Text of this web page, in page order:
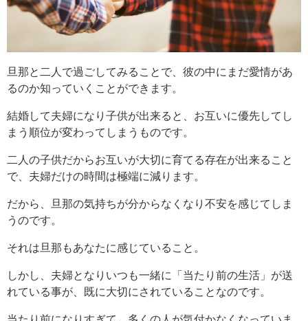
旦那と二人で過ごしてみることで、彼の中にまだ愛情があ
るのか知っていくことができます。
結婚して夫婦になり子供が出来ると、お互いに優先してし
まう順位が変わってしまうものです。
二人の子供だからお互いが大切に育てる存在が出来ること
で、夫婦だけの時間は極端に減ります。
だから、旦那の気持ちが分からなくなり不安を感じてしま
うのです。
それは旦那もあなたに感じていること。
しかし、夫婦となりいつも一緒に「当たり前の生活」が送
れている事が、既に大切にされていることなのです。